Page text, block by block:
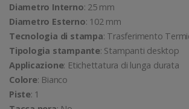
Diametro Interno: 25 mm
Diametro Esterno: 102 mm
Tecnologia di stampa: Trasferimento
Tipologia stampante: Stampanti desktop
Applicazione: Etichettatura di lunga durata
Colore: Bianco
Piste: 1